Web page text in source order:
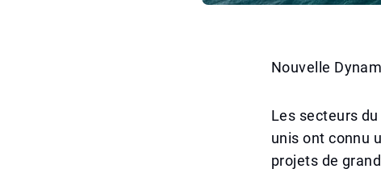
Nouvelle
Les secteurs
unis ont connu
projets de